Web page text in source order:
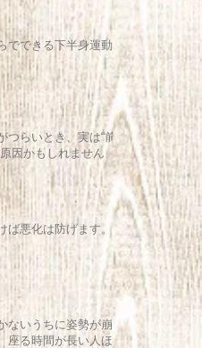
でできる下半身運動
つらいとき、実は“前
因かもしれません
ば悪化は防げます。
ないうちに姿勢が崩
座る時間が長い人ほ